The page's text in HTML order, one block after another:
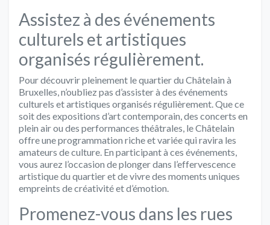
Assistez à des événements
culturels et artistiques
organisés régulièrement.
Pour découvrir pleinement le quartier du Châtelain à
Bruxelles, n’oubliez pas d’assister à des événements
culturels et artistiques organisés régulièrement. Que ce
soit des expositions d’art contemporain, des concerts en
plein air ou des performances théâtrales, le Châtelain
offre une programmation riche et variée qui ravira les
amateurs de culture. En participant à ces événements,
vous aurez l’occasion de plonger dans l’effervescence
artistique du quartier et de vivre des moments uniques
empreints de créativité et d’émotion.
Promenez-vous dans les rues